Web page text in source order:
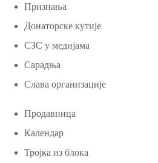
Признања
Донаторске кутије
СЗС у медијама
Сарадња
Слава организације
Продавница
Календар
Тројка из блока